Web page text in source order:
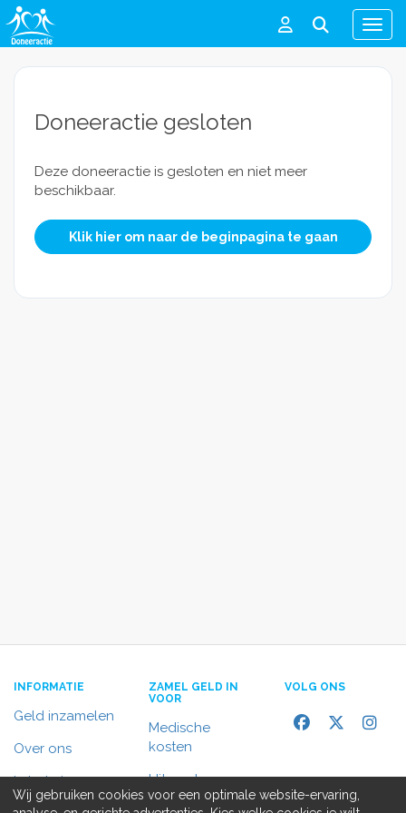
Menu
Doneeractie gesloten
Deze doneeractie is gesloten en niet meer
beschikbaar.
Klik hier om naar de beginpagina te gaan
INFORMATIE
Geld inzamelen
Over ons
In het nieuws
ZAMEL GELD IN
VOOR
Medische
kosten
Uitvaart
VOLG ONS
Wij gebruiken cookies voor een optimale website-ervaring,